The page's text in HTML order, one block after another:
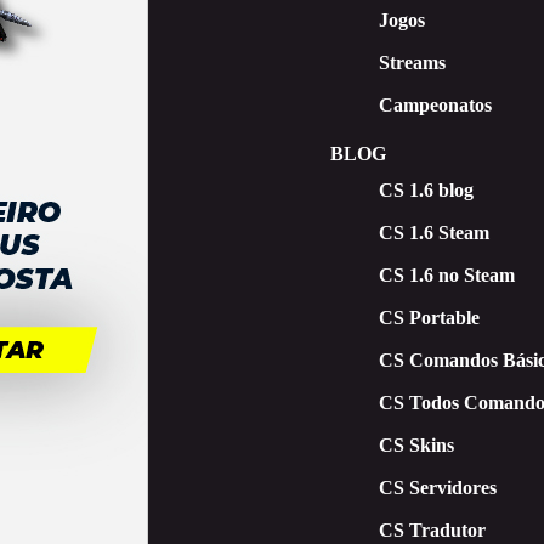
Jogos
Streams
Campeonatos
BLOG
CS 1.6 blog
CS 1.6 Steam
CS 1.6 no Steam
CS Portable
CS Comandos
CS Todos
CS Skins
CS Servidores
CS Tradutor